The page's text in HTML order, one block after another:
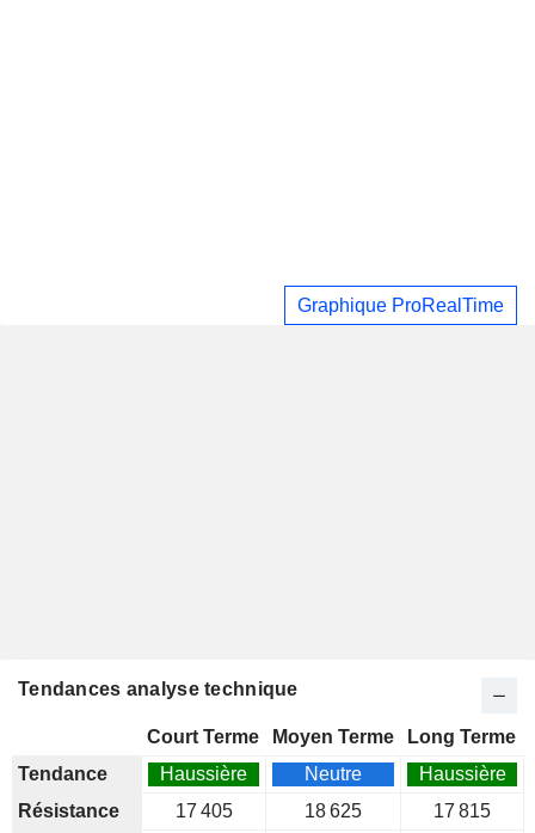
Graphique ProRealTime
Tendances analyse technique
Court Terme Moyen Terme
Long Terme
Tendance
Haussière Neutre
Haussière
Résistance
17 405 18 625
17 815